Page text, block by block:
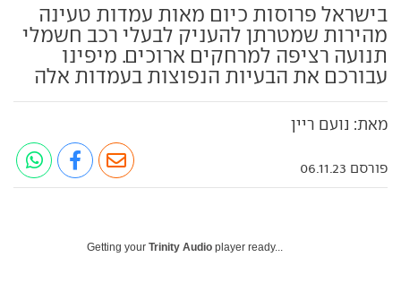
בישראל פרוסות כיום מאות עמדות טעינה
מהירות שמטרתן להעניק לבעלי רכב חשמלי
תנועה רציפה למרחקים ארוכים. מיפינו
עבורכם את הבעיות הנפוצות בעמדות אלה
מאת: נועם ריין
פורסם 06.11.23
Getting your Trinity Audio player ready...